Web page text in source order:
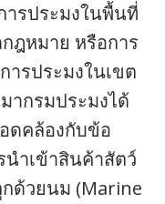
ารประมงในพื้นที่
ฎหมาย หรือการ
ารประมงในเขต
ากรมประมงได้
ดคล้องกับข้อ
ำเข้าสินค้าสัตว์
กด้วยนม (Marine